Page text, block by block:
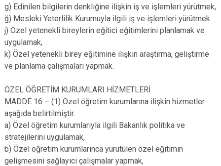
g) Edinilen bilgilerin denkliğine ilişkin iş ve işlemleri yürütmek,
ğ) Mesleki Yeterlilik Kurumuyla ilgili iş ve işlemleri yürütmek.
j) Özel yetenekli bireylerin eğitici eğitimlerini planlamak ve
uygulamak,
k) Özel yetenekli birey eğitimine ilişkin araştırma, geliştirme
ve planlama çalışmaları yapmak.
ÖZEL ÖĞRETİM KURUMLARI HİZMETLERİ
MADDE 16 – (1) Özel öğretim kurumlarına ilişkin hizmetler
aşağıda belirtilmiştir.
a) Özel öğretim kurumlarıyla ilgili Bakanlık politika ve
stratejilerini uygulamak,
b) Özel öğretim kurumlarınca yürütülen özel eğitimin
gelişmesini sağlayıcı çalışmalar yapmak,